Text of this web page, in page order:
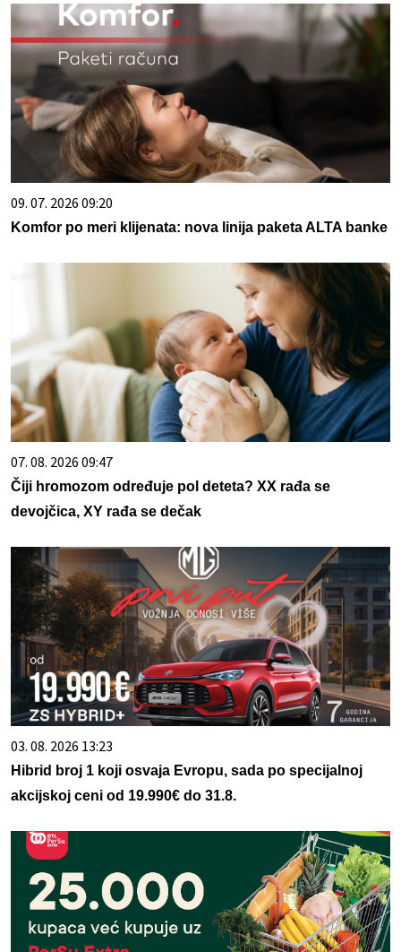
09. 07. 2026 09:20
Komfor po meri klijenata: nova linija paketa ALTA banke
07. 08. 2026 09:47
Čiji hromozom određuje pol deteta? XX rađa se
devojčica, XY rađa se dečak
03. 08. 2026 13:23
Hibrid broj 1 koji osvaja Evropu, sada po specijalnoj
akcijskoj ceni od 19.990€ do 31.8.